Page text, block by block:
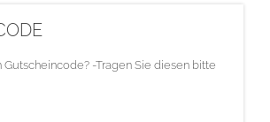
Gutscheincode? -Tragen Sie diesen bitte